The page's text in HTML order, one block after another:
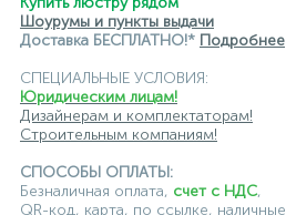
Шоурумы и пункты выдачи
Доставка БЕСПЛАТНО!* Подробнее
СПЕЦИАЛЬНЫЕ УСЛОВИЯ:
Юридическим лицам!
Дизайнерам и комплектаторам!
Строительным компаниям!
СПОСОБЫ ОПЛАТЫ:
Безналичная оплата, счет с НДС,
QR-код, карта, по ссылке, наличные